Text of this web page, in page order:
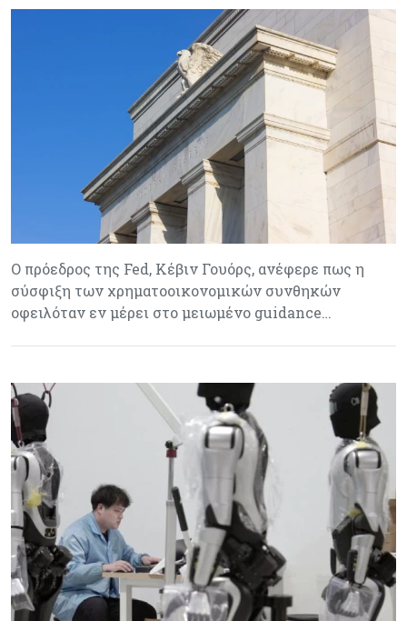
Ο πρόεδρος της Fed, Κέβιν Γουόρς, ανέφερε πως η
σύσφιξη των χρηματοοικονομικών συνθηκών
οφειλόταν εν μέρει στο μειωμένο guidance…